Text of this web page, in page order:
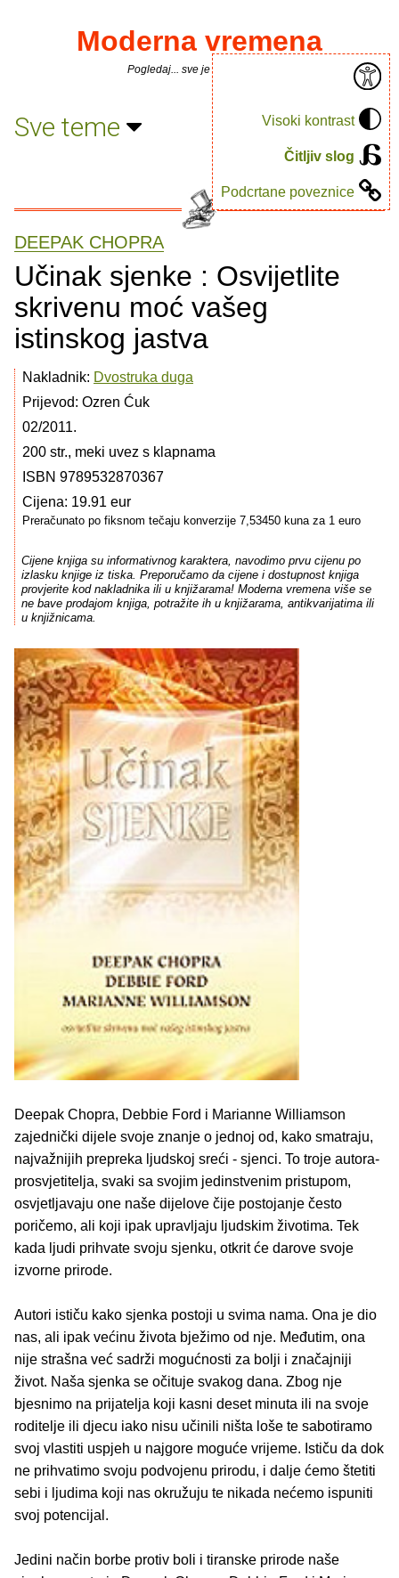
Visoki kontrast
Čitljiv slog
Podcrtane poveznice
Moderna vremena
Pogledaj... sve je puno knjiga.
Sve teme
DEEPAK CHOPRA
Učinak sjenke : Osvijetlite
skrivenu moć vašeg
istinskog jastva
Nakladnik: Dvostruka duga
Prijevod: Ozren Ćuk
02/2011.
200 str., meki uvez s klapnama
ISBN 9789532870367
Cijena: 19.91 eur
Preračunato po fiksnom tečaju konverzije 7,53450 kuna za 1 euro
Cijene knjiga su informativnog karaktera, navodimo prvu cijenu po
izlasku knjige iz tiska. Preporučamo da cijene i dostupnost knjiga
provjerite kod nakladnika ili u knjižarama! Moderna vremena više se
ne bave prodajom knjiga, potražite ih u knjižarama, antikvarijatima ili
u knjižnicama.
Deepak Chopra, Debbie Ford i Marianne Williamson
zajednički dijele svoje znanje o jednoj od, kako smatraju,
najvažnijih prepreka ljudskoj sreći - sjenci. To troje autora-
prosvjetitelja, svaki sa svojim jedinstvenim pristupom,
osvjetljavaju one naše dijelove čije postojanje često
poričemo, ali koji ipak upravljaju ljudskim životima. Tek
kada ljudi prihvate svoju sjenku, otkrit će darove svoje
izvorne prirode.
Autori ističu kako sjenka postoji u svima nama. Ona je dio
nas, ali ipak većinu života bježimo od nje. Međutim, ona
nije strašna već sadrži mogućnosti za bolji i značajniji
život. Naša sjenka se očituje svakog dana. Zbog nje
bjesnimo na prijatelja koji kasni deset minuta ili na svoje
roditelje ili djecu iako nisu učinili ništa loše te sabotiramo
svoj vlastiti uspjeh u najgore moguće vrijeme. Ističu da dok
ne prihvatimo svoju podvojenu prirodu, i dalje ćemo štetiti
sebi i ljudima koji nas okružuju te nikada nećemo ispuniti
svoj potencijal.
Jedini način borbe protiv boli i tiranske prirode naše